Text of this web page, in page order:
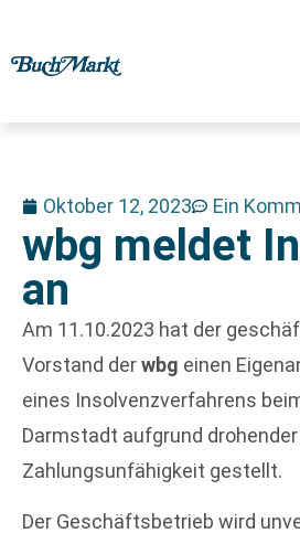
Oktober 12, 2023 Ein
wbg meldet
an
Am 11.10.2023 hat der
Vorstand derwbg einen
eines Insolvenzverfahrens
Darmstadt aufgrund drohender
Zahlungsunfähigkeit gestellt.
Der Geschäftsbetrieb wird